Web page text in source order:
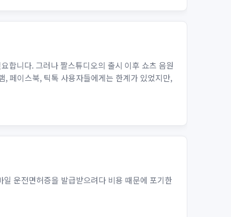
합니다. 그러나 짤스튜디오의 출시 이후 쇼츠 음원
페이스북, 틱톡 사용자들에게는 한계가 있었지만,
운전면허증을 발급받으려다 비용 때문에 포기한